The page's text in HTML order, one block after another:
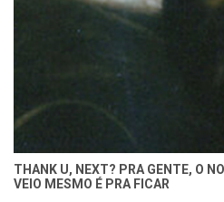
THANK U, NEXT? PRA GENTE, O
VEIO MESMO É PRA FICAR